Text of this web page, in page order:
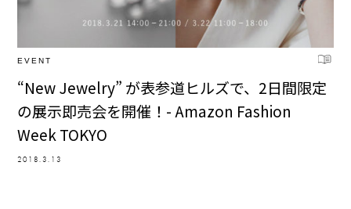
EVENT
“New Jewelry” が表参道ヒルズで、2日間限定
の展示即売会を開催！- Amazon Fashion
Week TOKYO
2018.3.13